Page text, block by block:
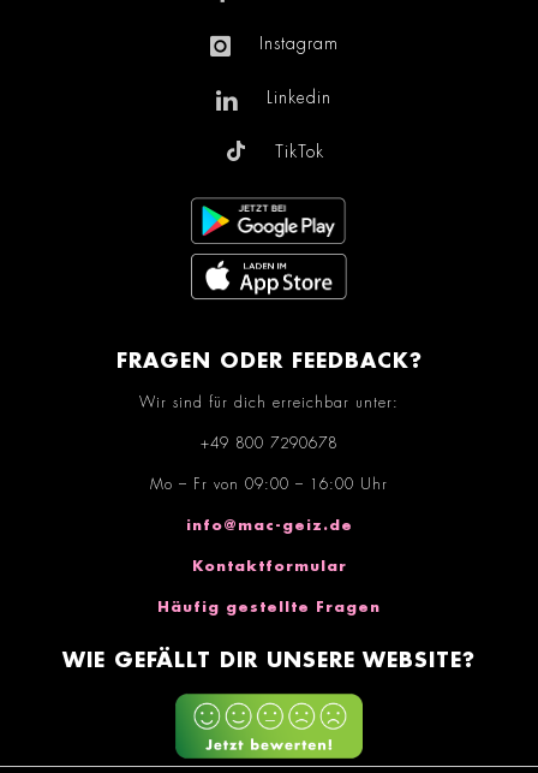
Instagram
Linkedin
TikTok
FRAGEN ODER FEEDBACK?
Wir sind für dich erreichbar unter:
+49 800 7290678
Mo – Fr von 09:00 – 16:00 Uhr
info@mac-geiz.de
Kontaktformular
Häufig gestellte Fragen
WIE GEFÄLLT DIR UNSERE WEBSITE?